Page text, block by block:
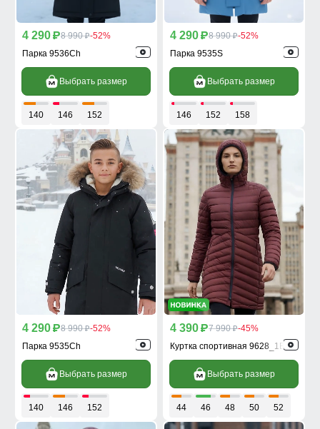
4 290 p8 990 p-52%
Парка 9536Ch
Выбрать размер
140 146 152
4 290 p8 990 p-52%
Парка 9535S
Выбрать размер
146 152 158
4 290 p8 990 p-52%
Парка 9535Ch
Выбрать размер
140 146 152
4 390 p7 990 p-45%
Куртка спортивная 9628_1Bo
Выбрать размер
44 46 48 50 52